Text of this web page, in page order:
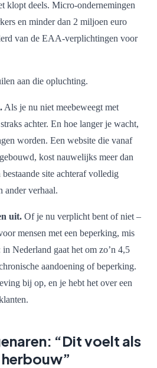
klopt deels. Micro-ondernemingen
en minder dan 2 miljoen euro
van de EAA-verplichtingen voor
aan die opluchting.
Als je nu niet meebeweegt met
achter. En hoe langer je wacht,
worden. Een website die vanaf
kost nauwelijks meer dan
site achteraf volledig
ander verhaal.
uit. Of je nu verplicht bent of niet –
mensen met een beperking, mis
Nederland gaat het om zo’n 4,5
aandoening of beperking.
bij op, en je hebt het over een
“Dit voelt als